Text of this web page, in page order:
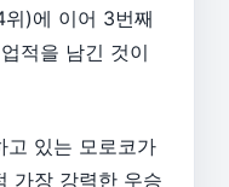
)에 이어 3번째
적을 남긴 것이
고 있는 모로코가
가장 강력한 우승